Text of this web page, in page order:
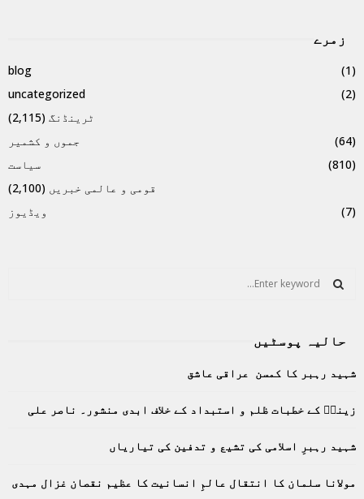
زمرے
blog
(1)
uncategorized
(2)
ٹرینڈنگ (2,115)
جموں و کشمیر
(64)
سیاست
(810)
قومی و عالمی خبریں (2,100)
ویڈیوز
(7)
f
r
E
A
R
C
H
حالیہ پوسٹیں
شہید رہبر کا کمسن عراقی عاشق
زینبؑ کے خطبات ظلم و استبداد کے خلاف ابدی منشور۔ ناصر علی
شہید رہبرِ اسلامی کی تشیع و تدفین کی تیاریاں
مولانا سلمان کا انتقال عالمِ انسانیت کا عظیم نقصان غزال مہدی